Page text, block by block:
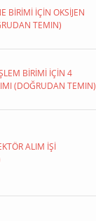
BİRİMİ İÇİN OKSİJEN
TEMIN)
BİRİMİ İÇİN 4
(DOĞRUDAN TEMIN)
ALIM İŞİ